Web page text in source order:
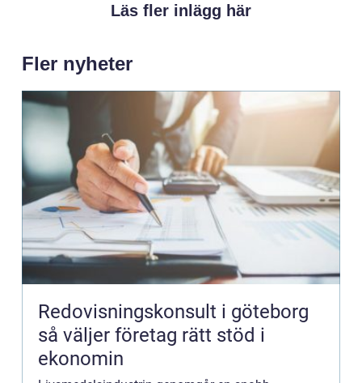
Läs fler inlägg här
Fler nyheter
Redovisningskonsult i göteborg
så väljer företag rätt stöd i
ekonomin